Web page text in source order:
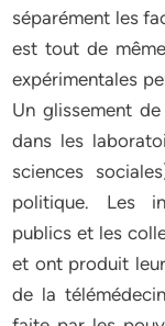
séparément les
est tout de
expérimentales
Un glissement
dans les
sciences
politique. Les
publics et les
et ont produit
de la